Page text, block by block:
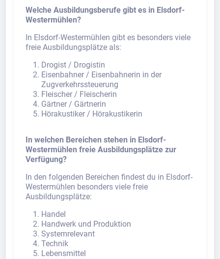
Welche Ausbildungsberufe gibt es in Elsdorf-
Westermühlen?
In Elsdorf-Westermühlen gibt es besonders viele
freie Ausbildungsplätze als:
Drogist / Drogistin
Eisenbahner / Eisenbahnerin in der
Zugverkehrssteuerung
Fleischer / Fleischerin
Gärtner / Gärtnerin
Hörakustiker / Hörakustikerin
In welchen Bereichen stehen in Elsdorf-
Westermühlen freie Ausbildungsplätze zur
Verfügung?
In den folgenden Bereichen findest du in Elsdorf-
Westermühlen besonders viele freie
Ausbildungsplätze:
Handel
Handwerk und Produktion
Systemrelevant
Technik
Lebensmittel